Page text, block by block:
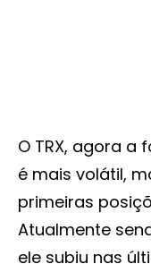
O TRX, agora a
é mais volátil,
primeiras
Atualmente
ele subiu nas